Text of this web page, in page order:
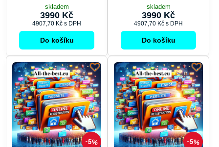
skladem
3990 Kč
4907,70 Kč s DPH
Do košíku
skladem
3990 Kč
4907,70 Kč s DPH
Do košíku
5% 5%